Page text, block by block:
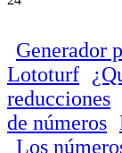
Generador
Lototurf
reducciones
de números
Los